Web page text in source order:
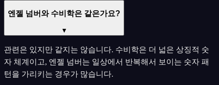
엔젤 넘버와 수비학은 같은가요?
▼
관련은 있지만 같지는 않습니다. 수비학은 더 넓은 상징적 숫
자 체계이고, 엔젤 넘버는 일상에서 반복해서 보이는 숫자 패
턴을 가리키는 경우가 많습니다.